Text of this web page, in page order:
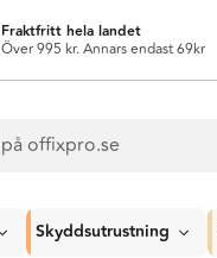
Fraktfritt hela landet
Över 995 kr. Annars endast 69kr
Skyddsutrustning